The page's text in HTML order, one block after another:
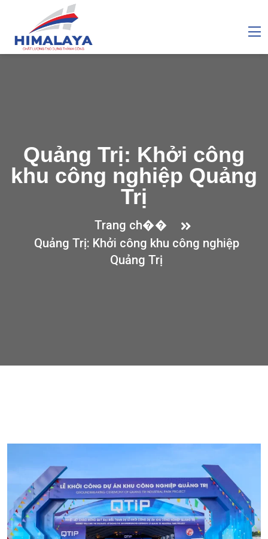
Quảng Trị: Khởi công
khu công nghiệp Quảng
Trị
Trang ch��
Quảng Trị: Khởi công khu công nghiệp
Quảng Trị